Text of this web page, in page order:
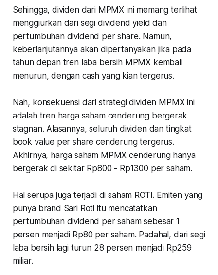
Sehingga, dividen dari MPMX ini memang terlihat
menggiurkan dari segi dividend yield dan
pertumbuhan dividend per share. Namun,
keberlanjutannya akan dipertanyakan jika pada
tahun depan tren laba bersih MPMX kembali
menurun, dengan cash yang kian tergerus.
Nah, konsekuensi dari strategi dividen MPMX ini
adalah tren harga saham cenderung bergerak
stagnan. Alasannya, seluruh dividen dan tingkat
book value per share cenderung tergerus.
Akhirnya, harga saham MPMX cenderung hanya
bergerak di sekitar Rp800 - Rp1300 per saham.
Hal serupa juga terjadi di saham ROTI. Emiten yang
punya brand Sari Roti itu mencatatkan
pertumbuhan dividend per saham sebesar 1
persen menjadi Rp80 per saham. Padahal, dari segi
laba bersih lagi turun 28 persen menjadi Rp259
miliar.